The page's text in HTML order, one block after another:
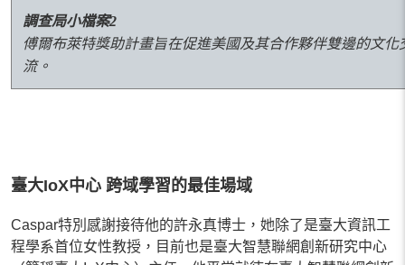
調查局小檔案2
傅爾布萊特獎助計畫旨在促進美國及其合作夥伴雙邊的文
流。
臺大IoX中心 跨域學習的最佳場域
Caspar特別感謝接待他的許永真博士，她除了是臺大資訊工
程學系首位女性教授，目前也是臺大智慧聯網創新研究中心